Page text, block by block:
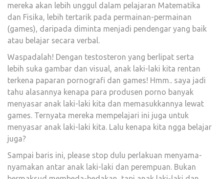
mereka akan lebih unggul dalam pelajaran Matematika
dan Fisika, lebih tertarik pada permainan-permainan
(games), daripada diminta menjadi pendengar yang baik
atau belajar secara verbal.
Waspadalah! Dengan testosteron yang berlipat serta
lebih suka gambar dan visual, anak laki-laki kita rentan
terkena paparan pornografi dan games! Hmm.. saya jadi
tahu alasannya kenapa para produsen porno banyak
menyasar anak laki-laki kita dan memasukkannya lewat
games. Ternyata mereka mempelajari ini juga untuk
menyasar anak laki-laki kita. Lalu kenapa kita ngga belajar
juga?
Sampai baris ini, please stop dulu perlakuan menyama-
nyamakan antar anak laki-laki dan perempuan. Bukan